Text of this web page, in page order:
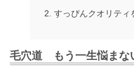
すっぴんクオリティ
毛穴道 もう一生悩まな